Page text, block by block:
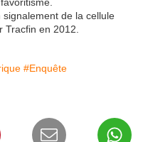
de la cellule
en 2012.
#Enquête